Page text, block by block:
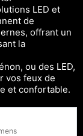
LED et
de
offrant un
la
ou des LED,
vos feux de
et confortable.